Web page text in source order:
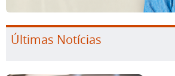
Últimas Notícias